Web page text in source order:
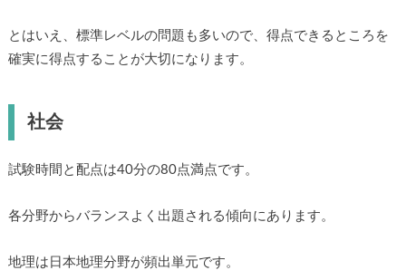
とはいえ、標準レベルの問題も多いので、得点できるところを
確実に得点することが大切になります。
社会
試験時間と配点は40分の80点満点です。
各分野からバランスよく出題される傾向にあります。
地理は日本地理分野が頻出単元です。